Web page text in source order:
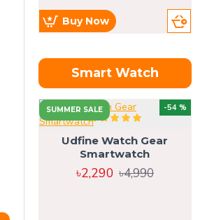
Buy Now
Smart Watch
SUMMER SALE -54 %
Udfine Watch Gear
Smartwatch
৳2,290 ৳4,990